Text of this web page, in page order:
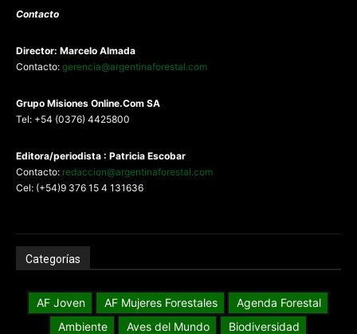
Contacto
Director: Marcelo Almada
Contacto: gerencia@argentinaforestal.com
Grupo Misiones Online.Com SA
Tel: +54 (0376) 4425800
Editora/periodista : Patricia Escobar
Contacto: redaccion@argentinaforestal.com
Cel: (+54)9 376 15 4 131636
Categorías
AF Joven AF Mujeres Forestales
Agenda Forestal
Ambiente
Aves del Mundo
Biodiversidad